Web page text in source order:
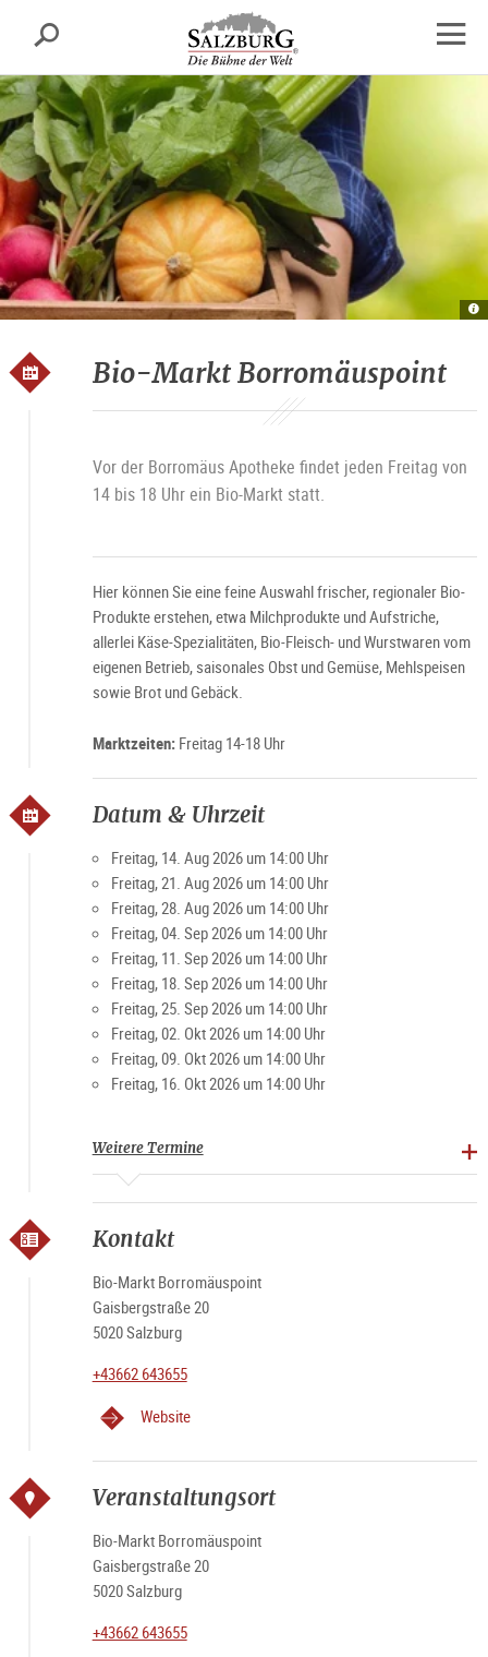
sr.skipnav.Zum
Inhalt
springen
sr.skipnav.Zum
Hauptmenü
springen
sr.skipnav.Zu
den
Kontaktinformationen
Suche
Bio-Markt Borromäuspoint
Vor der Borromäus Apotheke findet jeden Freitag von
14 bis 18 Uhr ein Bio-Markt statt.
Hier können Sie eine feine Auswahl frischer, regionaler Bio-
Produkte erstehen, etwa Milchprodukte und Aufstriche,
allerlei Käse-Spezialitäten, Bio-Fleisch- und Wurstwaren vom
eigenen Betrieb, saisonales Obst und Gemüse, Mehlspeisen
sowie Brot und Gebäck.
Marktzeiten: Freitag 14-18 Uhr
Datum & Uhrzeit
Freitag, 14. Aug 2026 um 14:00 Uhr
Freitag, 21. Aug 2026 um 14:00 Uhr
Freitag, 28. Aug 2026 um 14:00 Uhr
Freitag, 04. Sep 2026 um 14:00 Uhr
Freitag, 11. Sep 2026 um 14:00 Uhr
Freitag, 18. Sep 2026 um 14:00 Uhr
Freitag, 25. Sep 2026 um 14:00 Uhr
Freitag, 02. Okt 2026 um 14:00 Uhr
Freitag, 09. Okt 2026 um 14:00 Uhr
Freitag, 16. Okt 2026 um 14:00 Uhr
Weitere Termine
Kontakt
Bio-Markt Borromäuspoint
Gaisbergstraße 20
5020 Salzburg
+43662 643655
Website
Veranstaltungsort
Bio-Markt Borromäuspoint
Gaisbergstraße 20
5020 Salzburg
+43662 643655